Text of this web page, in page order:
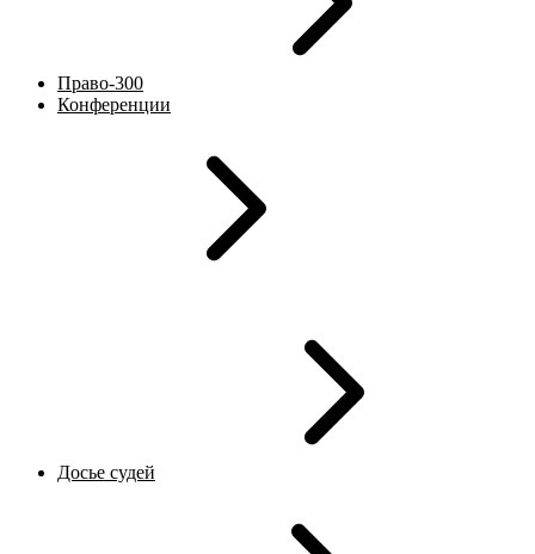
Право-300
Конференции
Досье судей